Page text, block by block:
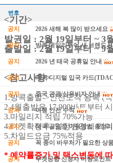
<기간>
발권일 : 2월 19일부터 ~ 3
출발일 : 2월 19일부터 ~ 9
<참고사항>
1.방콕출발->인천도착 왕복 (
2.4월출발은 17,900바트부터
3.마일리지 적립 70%가능
4.티켓확정후, 일정변경시 리
5.차일드요금 75%적용
* 예약률증가 및 택스변동에
번호
공지 2026 새해 복 많이 받으세요
공지 방콕 데일리투어 새 브랜드
공지 2026 년 태국 공휴일 안내
공지 태국 디지털 입국 카드
공지 중국 관광/상용비자 안내
공지 여행 안전 수칙
공지 태국 골프장 이용방법 총정리
공지 꼭 종이 바우처가 필요한 상
공지 푸켓공항 신청사 미팅포인트